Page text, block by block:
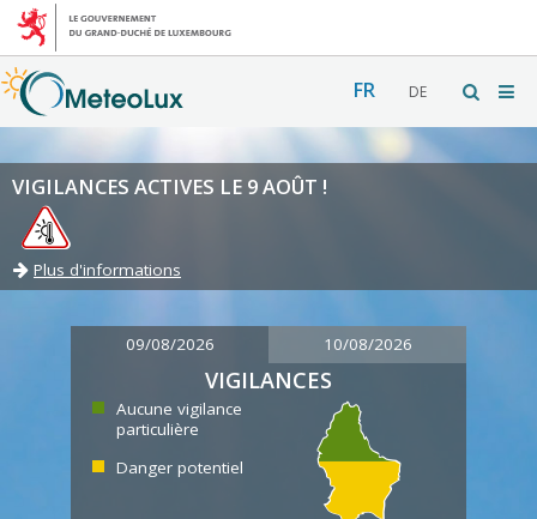
FR DE
VIGILANCES ACTIVES LE 9 AOÛT !
Plus d'informations
09/08/2026 10/08/2026
VIGILANCES
Aucune vigilance
particulière
Danger potentiel